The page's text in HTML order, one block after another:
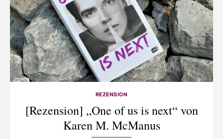
REZENSION
[Rezension] „One of us is next“ von
Karen M. McManus